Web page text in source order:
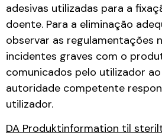
adesivas utilizadas para a
doente. Para a eliminação
observar as regulamentações
incidentes graves com o
comunicados pelo utilizador
autoridade competente
utilizador.
DA Produktinformation til